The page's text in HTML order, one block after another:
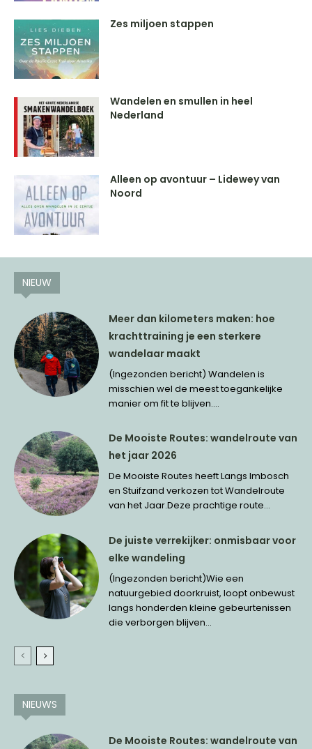
Zes miljoen stappen
Wandelen en smullen in heel
Nederland
Alleen op avontuur – Lidewey van
Noord
NIEUW
Meer dan kilometers maken: hoe
krachttraining je een sterkere
wandelaar maakt
(Ingezonden bericht) Wandelen is
misschien wel de meest toegankelijke
manier om fit te blijven....
De Mooiste Routes: wandelroute van
het jaar 2026
De Mooiste Routes heeft Langs Imbosch
en Stuifzand verkozen tot Wandelroute
van het Jaar.Deze prachtige route...
De juiste verrekijker: onmisbaar voor
elke wandeling
(Ingezonden bericht)Wie een
natuurgebied doorkruist, loopt onbewust
langs honderden kleine gebeurtenissen
die verborgen blijven...
NIEUWS
De Mooiste Routes: wandelroute van